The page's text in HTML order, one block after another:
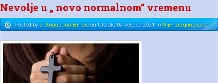
Nevolje u „ novo normalnom“ vremenu
Posted bys. Augustina Barišić on Utorak, 09 Veljača 2021 in Nije kategorizirano